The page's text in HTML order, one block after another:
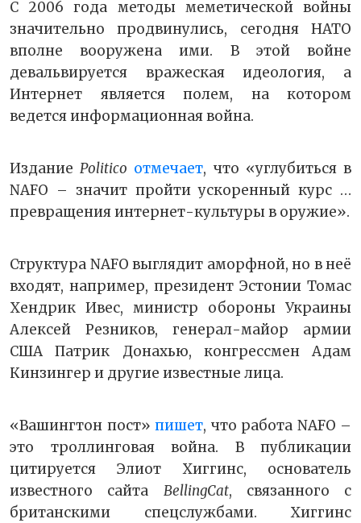
С 2006 года методы меметической войны
значительно продвинулись, сегодня НАТО
вполне вооружена ими. В этой войне
девальвируется вражеская идеология, а
Интернет является полем, на котором
ведется информационная война.
ИзданиеPolitico отмечает, что «углубиться в
NAFO – значит пройти ускоренный курс …
превращения интернет-культуры в оружие».
Структура NAFO выглядит аморфной, но в неё
входят, например, президент Эстонии Томас
Хендрик Ивес, министр обороны Украины
Алексей Резников, генерал-майор армии
США Патрик Донахью, конгрессмен Адам
Кинзингер и другие известные лица.
«Вашингтон пост» пишет, что работа NAFO –
это троллинговая война. В публикации
цитируется Элиот Хиггинс, основатель
известного сайта BellingCat, связанного с
британскими спецслужбами. Хиггинс